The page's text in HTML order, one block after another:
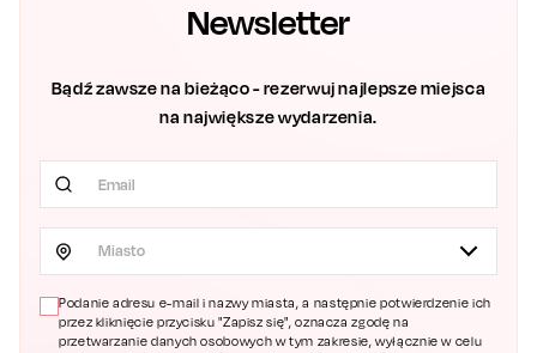
Newsletter
Bądź zawsze na bieżąco - rezerwuj najlepsze miejsca
na największe wydarzenia.
Miasto
Podanie adresu e-mail i nazwy miasta, a następnie potwierdzenie ich
przez kliknięcie przycisku "Zapisz się", oznacza zgodę na
przetwarzanie danych osobowych w tym zakresie, wyłącznie w celu